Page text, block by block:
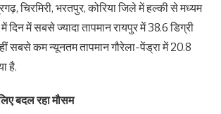
चिरमिरी, भरतपुर, कोरिया जिले में हल्की से मध्यम
में दिन में सबसे ज्यादा तापमान रायपुर में 38.6 डिग्री
सबसे कम न्यूनतम तापमान गौरेला-पेंड्रा में 20.8
है.
बदल रहा मौसम